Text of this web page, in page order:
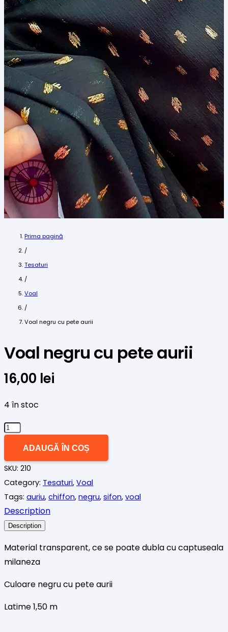
Prima pagină
/
Tesaturi
/
Voal
/
Voal negru cu pete aurii
Voal negru cu pete aurii
16,00 lei
4 în stoc
Cantitate
cu
pete
aurii
ADAUGĂ ÎN COȘ
SKU: 210
Category: Tesaturi, Voal
Tags: auriu, chiffon, negru, sifon, voal
Description
Description
Material transparent, ce se poate dubla cu captuseala
milaneza
Culoare negru cu pete aurii
Latime 1,50 m